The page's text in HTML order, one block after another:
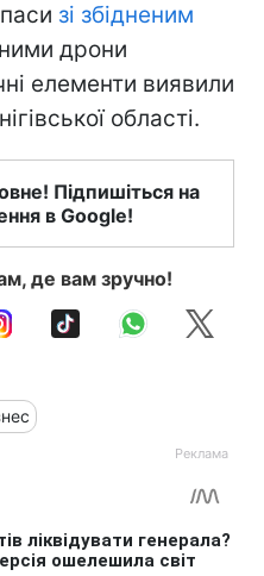
зі збідненим
дрони
елементи виявили
області.
Підпишіться на
в Google!
де вам зручно!